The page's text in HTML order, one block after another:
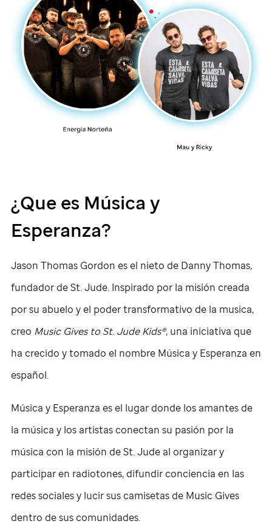
¿Que es Música y
Esperanza?
Jason Thomas Gordon es el nieto de Danny Thomas,
fundador deSt. Jude. Inspirado por la misión creada
por su abuelo y el poder transformativo de la musica,
creo Music Gives to St. Jude Kids®, una iniciativa que
ha crecido y tomado el nombre Música y Esperanza en
español.
Música y Esperanza es el lugar donde los amantes de
la música y los artistas conectan su pasión por la
música con la misión deSt. Jude al organizar y
participar en radiotones, difundir conciencia en las
redes sociales y lucir sus camisetas de Music Gives
dentro de sus comunidades.